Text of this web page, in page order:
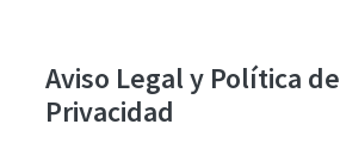
Aviso Legal y Política de
Privacidad